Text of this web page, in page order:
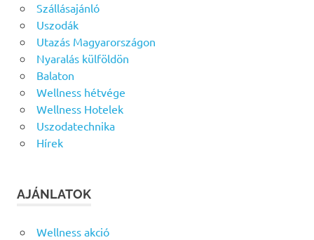
Szállásajánló
Uszodák
Utazás Magyarországon
Nyaralás külföldön
Balaton
Wellness hétvége
Wellness Hotelek
Uszodatechnika
Hírek
AJÁNLATOK
Wellness akció